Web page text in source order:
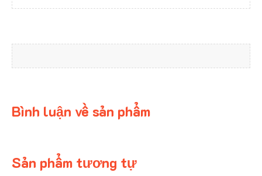
Bình luận về sản phẩm
Sản phẩm tương tự